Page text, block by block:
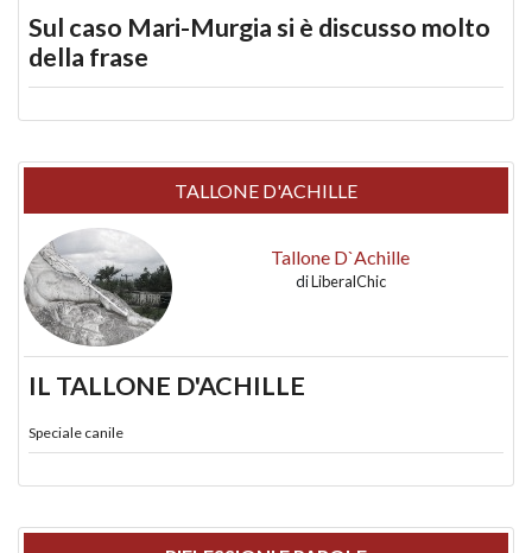
Sul caso Mari-Murgia si è discusso molto
della frase
TALLONE D'ACHILLE
Tallone D`Achille
diLiberalChic
IL TALLONE D'ACHILLE
Speciale canile